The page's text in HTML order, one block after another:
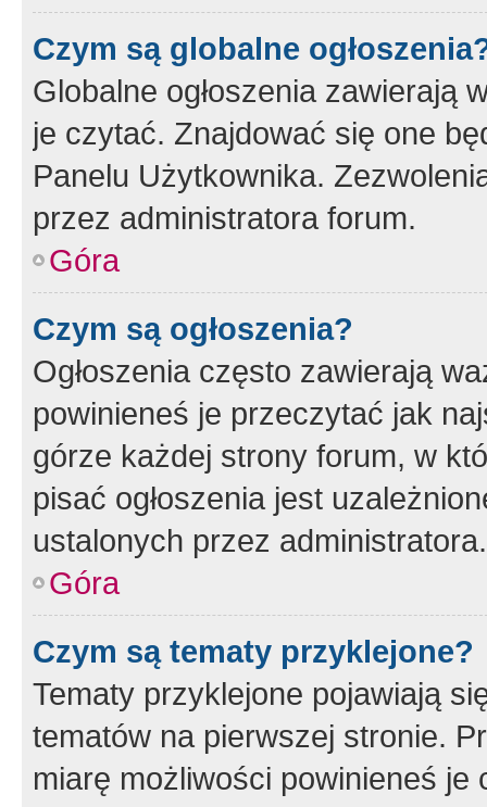
Czym są globalne
Globalne ogłoszenia zawierają
je czytać. Znajdować się one
Panelu Użytkownika.
przez administratora forum.
Góra
Czym są ogłoszenia?
Ogłoszenia często zawierają
powinieneś je przeczytać jak
górze każdej strony forum, w
pisać ogłoszenia jest
ustalonych przez administratora.
Góra
Czym są tematy przyklejone?
Tematy przyklejone pojawiają
tematów na pierwszej stronie.
miarę możliwości powinieneś je